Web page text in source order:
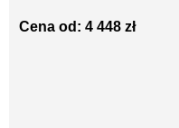
Cena od: 4 448 zł